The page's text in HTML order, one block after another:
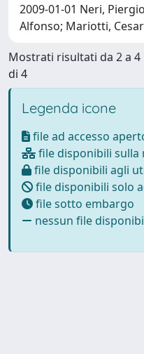
2009-01-01 Neri,
Alfonso; Mariotti,
Mostrati risultati da 2 a 4
di 4
Legenda icone
file ad accesso
file disponibili sulla
file disponibili agli
file disponibili solo
file sotto embargo
nessun file